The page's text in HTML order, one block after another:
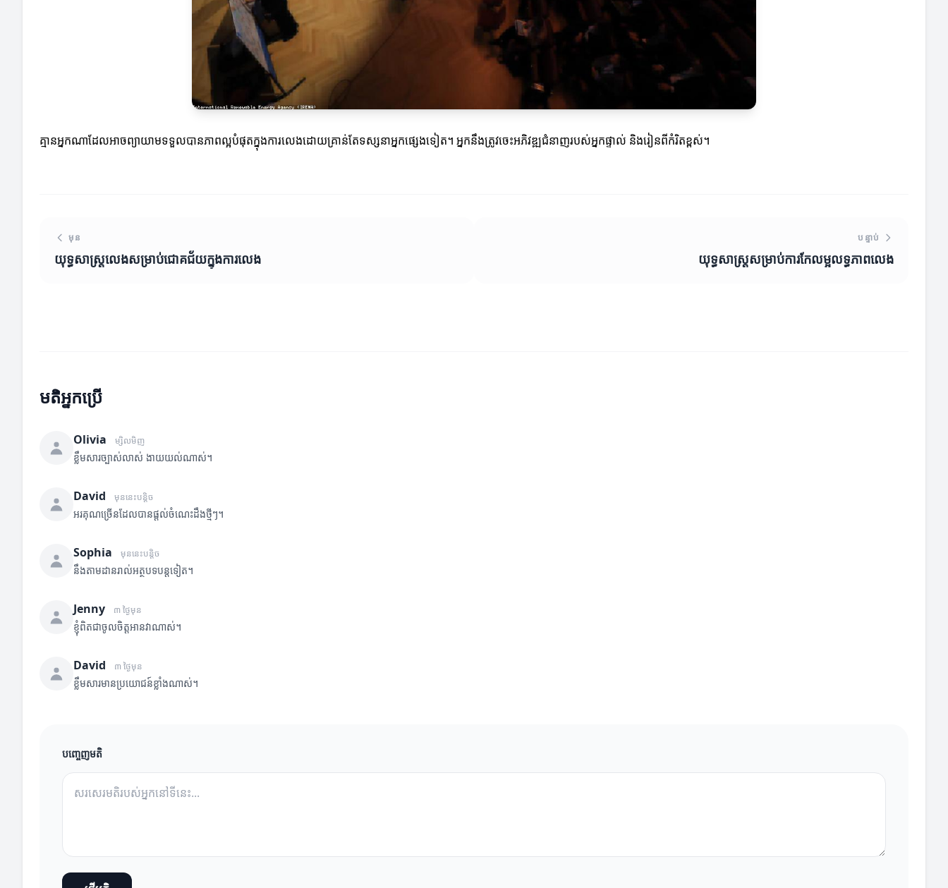
គ្មានអ្នកណាដែលអាចព្យាយាមទទួលបានភាពល្អបំផុតក្នុងការលេងដោយគ្រាន់តែទស្សនាអ្នកផ្សេងទៀត។ អ្នកនឹងត្រូវចេះ​អភិវឌ្ឍជំនាញរបស់អ្នកផ្ទាល់ និងរៀនពីកំរិតខ្ពស់។
មុន
យុទ្ធសាស្ត្រលេងសម្រាប់ជោគជ័យក្នុងការលេង
បន្ទាប់
យុទ្ធសាស្ត្រសម្រាប់ការកែលម្អលទ្ធភាពលេង
មតិអ្នកប្រើ
Olivia ម្សិលមិញ
ខ្លឹមសារច្បាស់លាស់ ងាយយល់ណាស់។
David មុននេះបន្តិច
អរគុណច្រើនដែលបានផ្តល់ចំណេះដឹងថ្មីៗ។
Sophia មុននេះបន្តិច
នឹងតាមដានរាល់អត្ថបទបន្តទៀត។
Jenny ៣ ថ្ងៃមុន
ខ្ញុំពិតជាចូលចិត្តអានវាណាស់។
David ៣ ថ្ងៃមុន
ខ្លឹមសារមានប្រយោជន៍ខ្លាំងណាស់។
បញ្ចេញមតិ